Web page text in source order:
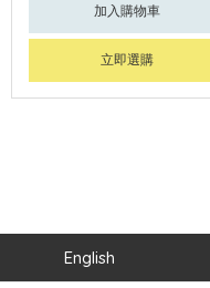
加入購物車
立即選購
English